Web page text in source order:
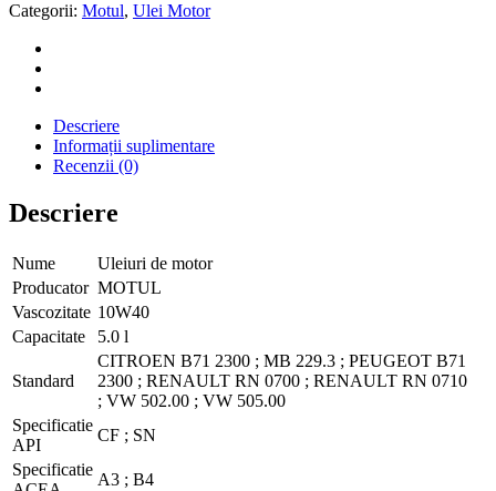
Categorii: Motul, Ulei Motor
Descriere
Informații suplimentare
Recenzii (0)
Descriere
Nume
Uleiuri de motor
Producator MOTUL
Vascozitate 10W40
Capacitate
5.0 l
Standard
CITROEN B71 2300 ; MB 229.3 ; PEUGEOT B71
2300 ; RENAULT RN 0700 ; RENAULT RN 0710
; VW 502.00 ; VW 505.00
Specificatie
API
CF ; SN
Specificatie
A3 ; B4